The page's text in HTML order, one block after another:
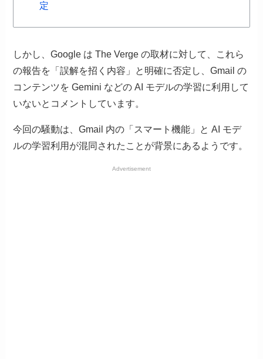
定
しかし、Google は The Verge の取材に対して、これら
の報告を「誤解を招く内容」と明確に否定し、Gmail の
コンテンツを Gemini などの AI モデルの学習に利用して
いないとコメントしています。
今回の騒動は、Gmail 内の「スマート機能」と AI モデ
ルの学習利用が混同されたことが背景にあるようです。
Advertisement